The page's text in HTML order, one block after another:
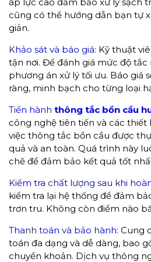
cũng có thể hướng dẫn bạn tự
giản.
Khảo sát và báo giá: Kỹ thuật
tận nơi. Để đánh giá mức độ tắc
phương án xử lý tối ưu. Báo giá
ràng, minh bạch cho từng loại
Tiến hành thông tắc bồn cầu
công nghệ tiên tiến và các thiết
việc thông tắc bồn cầu được
quả và an toàn. Quá trình này
chẽ để đảm bảo kết quả tốt
Kiểm tra chất lượng sau khi
kiểm tra lại hệ thống để đảm
trơn tru. Không còn điểm nào
Thanh toán và bảo hành: Cung
toán đa dạng và dễ dàng, bao
chuyển khoản. Dịch vụ thông